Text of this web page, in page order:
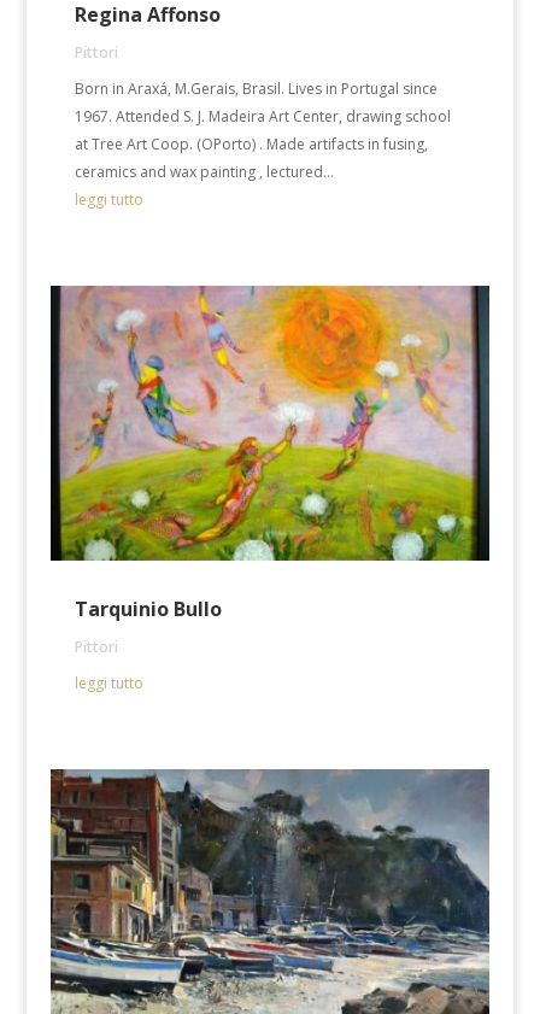
Regina Affonso
Pittori
Born in Araxá, M.Gerais, Brasil. Lives in Portugal since
1967. Attended S. J. Madeira Art Center, drawing school
at Tree Art Coop. (OPorto) . Made artifacts in fusing,
ceramics and wax painting , lectured...
leggi tutto
Tarquinio Bullo
Pittori
leggi tutto